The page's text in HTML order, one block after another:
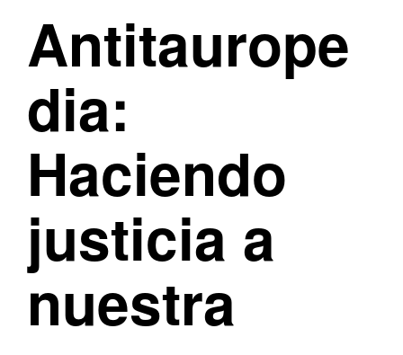
Antitaurope
dia:
Haciendo
justicia a
nuestra